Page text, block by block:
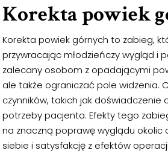
Korekta powiek
Korekta powiek górnych to zabieg,
przywracając młodzieńczy wygląd i
zalecany osobom z opadającymi
ale także ograniczać pole widzenia.
czynników, takich jak
potrzeby pacjenta. Efekty tego
na znaczną poprawę wyglądu okolic
siebie i satysfakcję z efektów